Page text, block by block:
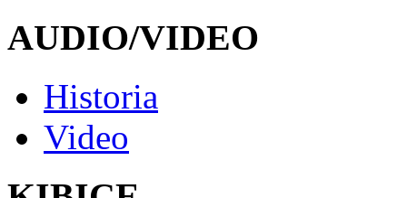
AUDIO/VIDEO
Historia
Video